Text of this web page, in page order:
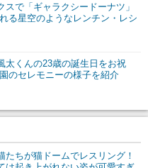
スで「ギャラクシードーナツ」
る星空のようなレンチン・レシ
太くんの23歳の誕生日をお祝
のセレモニーの様子を紹介
たちが猫ドームでレスリング！